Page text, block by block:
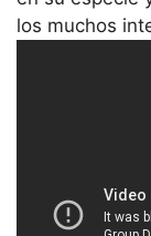
los muchos